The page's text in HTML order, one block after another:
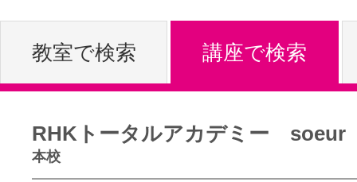
体験レッス
やりたいこ
教室で検索 講座で検索
RHKトータルアカデミー soeur
本校